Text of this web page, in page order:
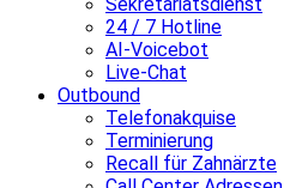
24 / 7 Hotline
AI-Voicebot
Live-Chat
Outbound
Telefonakquise
Terminierung
Recall für Zahnärzte